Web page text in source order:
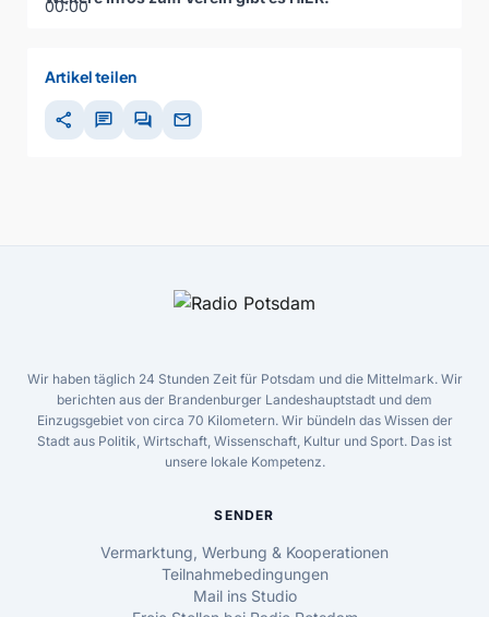
00:00
Artikel teilen
share chat forum mail
Wir haben täglich 24 Stunden Zeit für Potsdam und die Mittelmark. Wir
berichten aus der Brandenburger Landeshauptstadt und dem
Einzugsgebiet von circa 70 Kilometern. Wir bündeln das Wissen der
Stadt aus Politik, Wirtschaft, Wissenschaft, Kultur und Sport. Das ist
unsere lokale Kompetenz.
SENDER
Vermarktung, Werbung & Kooperationen
Teilnahmebedingungen
Mail ins Studio